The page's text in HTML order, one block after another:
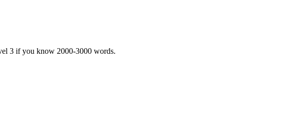
3 if you know 2000-3000 words.